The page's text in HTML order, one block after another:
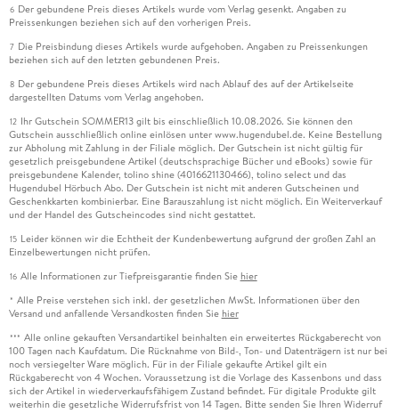
6 Der gebundene Preis dieses Artikels wurde vom Verlag gesenkt. Angaben zu
Preissenkungen beziehen sich auf den vorherigen Preis.
7 Die Preisbindung dieses Artikels wurde aufgehoben. Angaben zu Preissenkungen
beziehen sich auf den letzten gebundenen Preis.
8 Der gebundene Preis dieses Artikels wird nach Ablauf des auf der Artikelseite
dargestellten Datums vom Verlag angehoben.
12 Ihr Gutschein SOMMER13 gilt bis einschließlich 10.08.2026. Sie können den
Gutschein ausschließlich online einlösen unter www.hugendubel.de. Keine Bestellung
zur Abholung mit Zahlung in der Filiale möglich. Der Gutschein ist nicht gültig für
gesetzlich preisgebundene Artikel (deutschsprachige Bücher und eBooks) sowie für
preisgebundene Kalender, tolino shine (4016621130466), tolino select und das
Hugendubel Hörbuch Abo. Der Gutschein ist nicht mit anderen Gutscheinen und
Geschenkkarten kombinierbar. Eine Barauszahlung ist nicht möglich. Ein Weiterverkauf
und der Handel des Gutscheincodes sind nicht gestattet.
15 Leider können wir die Echtheit der Kundenbewertung aufgrund der großen Zahl an
Einzelbewertungen nicht prüfen.
16 Alle Informationen zur Tiefpreisgarantie finden Sie hier
* Alle Preise verstehen sich inkl. der gesetzlichen MwSt. Informationen über den
Versand und anfallende Versandkosten finden Sie hier
*** Alle online gekauften Versandartikel beinhalten ein erweitertes Rückgaberecht von
100 Tagen nach Kaufdatum. Die Rücknahme von Bild-, Ton- und Datenträgern ist nur bei
noch versiegelter Ware möglich. Für in der Filiale gekaufte Artikel gilt ein
Rückgaberecht von 4 Wochen. Voraussetzung ist die Vorlage des Kassenbons und dass
sich der Artikel in wiederverkaufsfähigem Zustand befindet. Für digitale Produkte gilt
weiterhin die gesetzliche Widerrufsfrist von 14 Tagen. Bitte senden Sie Ihren Widerruf